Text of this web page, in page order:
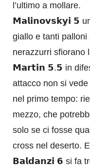
l’ultimo a mollare.
𝗠𝗮𝗹𝗶𝗻𝗼𝘃𝘀𝗸𝘆𝗶 𝟱
giallo e tanti
nerazzurri sfiorano
𝗠𝗮𝗿𝘁𝗶𝗻 𝟱.𝟱 in
attacco non si
nel primo tempo:
mezzo, che
solo se ci fosse
cross nel deserto.
𝗕𝗮𝗹𝗱𝗮𝗻𝘇𝗶 𝟲 si fa